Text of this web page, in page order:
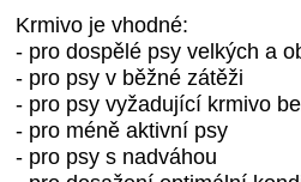
Krmivo je vhodné:
- pro dospělé psy velkých a
- pro psy v běžné zátěži
- pro psy vyžadující krmivo
- pro méně aktivní psy
- pro psy s nadváhou